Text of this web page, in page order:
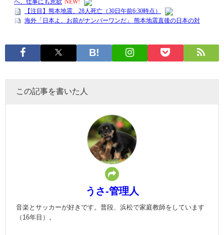
この記事を書いた人
うさ-管理人
音楽とサッカーが好きです。普段、浜松で家庭教師をしています
（16年目）。